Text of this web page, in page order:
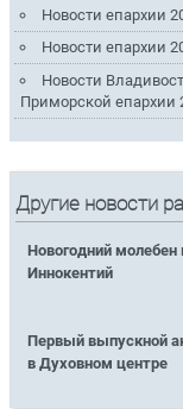
Новости епархии
Новости епархии
Новости
Приморской епархии
Другие новости
Новогодний молебен
Иннокентий
Первый выпускной
в Духовном центре